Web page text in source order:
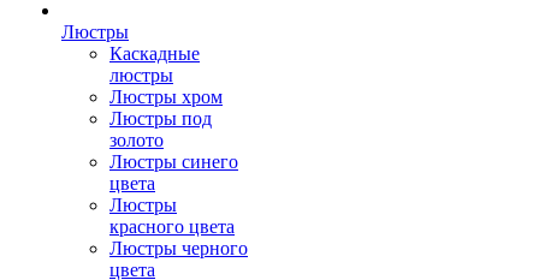
Люстры
Каскадные
люстры
Люстры хром
Люстры под
золото
Люстры синего
цвета
Люстры
красного цвета
Люстры черного
цвета